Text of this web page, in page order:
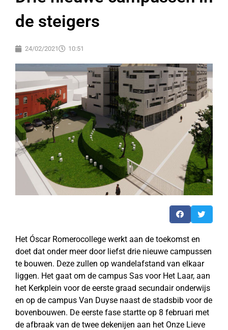
de steigers
24/02/2021 10:51
Het Óscar Romerocollege werkt aan de toekomst en
doet dat onder meer door liefst drie nieuwe campussen
te bouwen. Deze zullen op wandelafstand van elkaar
liggen. Het gaat om de campus Sas voor Het Laar, aan
het Kerkplein voor de eerste graad secundair onderwijs
en op de campus Van Duyse naast de stadsbib voor de
bovenbouwen. De eerste fase startte op 8 februari met
de afbraak van de twee dekenijen aan het Onze Lieve